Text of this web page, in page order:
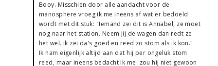
Booy. Misschien door alle aandacht voor de
manosphere vroeg ik me ineens af wat er bedoeld
wordt met dit stuk: "Iemand zei dit is Annabel, ze moet
nog naar het station. Neem jij de wagen dan redt ze
het wel. Ik zei da's goed en reed zo stom als ik kon."
Ik nam eigenlijk altijd aan dat hij per ongeluk stom
reed, maar ineens bedacht ik me: zou hij niet gewoon